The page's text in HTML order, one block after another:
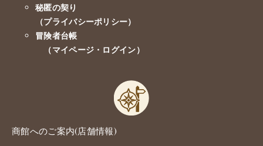
秘匿の契り
（プライバシーポリシー）
冒険者台帳
（マイページ・ログイン）
商館へのご案内(店舗情報)